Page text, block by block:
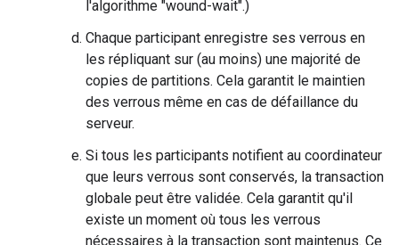
l'algorithme "wound-wait".)
Chaque participant enregistre ses verrous en
les répliquant sur (au moins) une majorité de
copies de partitions. Cela garantit le maintien
des verrous même en cas de défaillance du
serveur.
Si tous les participants notifient au coordinateur
que leurs verrous sont conservés, la transaction
globale peut être validée. Cela garantit qu'il
existe un moment où tous les verrous
nécessaires à la transaction sont maintenus. Ce